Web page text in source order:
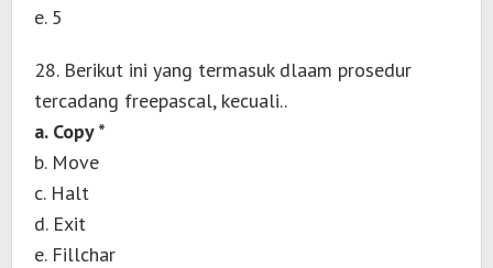
e. 5
28. Berikut ini yang termasuk dlaam prosedur
tercadang freepascal, kecuali..
a. Copy *
b. Move
c. Halt
d. Exit
e. Fillchar